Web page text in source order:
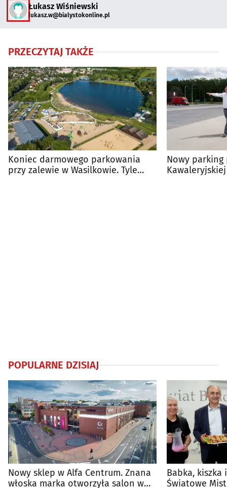
Łukasz Wiśniewski
lukasz.w@bialystokonline.pl
PRZECZYTAJ TAKŻE
Koniec darmowego parkowania
przy zalewie w Wasilkowie. Tyle
Nowy
POPULARNE DZISIAJ
Nowy sklep w Alfa Centrum. Znana
włoska marka otworzyła salon w
Babka, kiszka
Światowe